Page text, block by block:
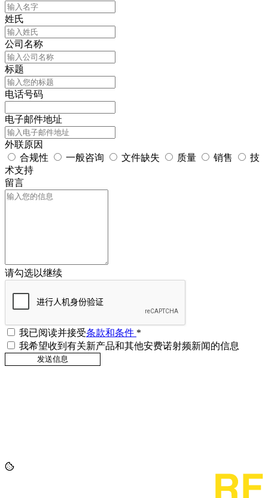
姓氏
公司名称
标题
电话号码
电子邮件地址
外联原因
合规性
一般咨询 文件缺失 质量 销售
技
术支持
留言
请勾选以继续
我已阅读并接受条款和条件 *
我希望收到有关新产品和其他安费诺射频新闻的信息